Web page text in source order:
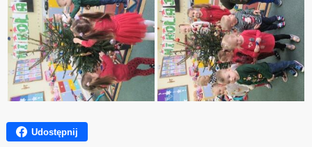
Udostępnij